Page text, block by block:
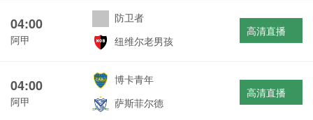
04:00
阿甲
防卫者
纽维尔老男孩
高清直播
04:00
阿甲
博卡青年
萨斯菲尔德
高清直播